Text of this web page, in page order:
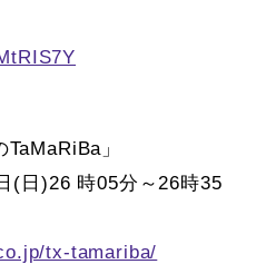
」
(日)26 時05分～26時35
tx-tamariba/